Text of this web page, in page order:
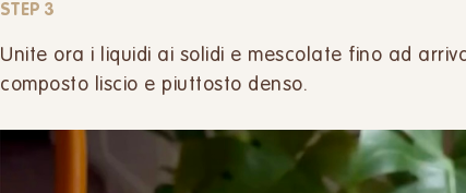
STEP 3
Unite ora i liquidi ai solidi e mescolate fino ad
composto liscio e piuttosto denso.